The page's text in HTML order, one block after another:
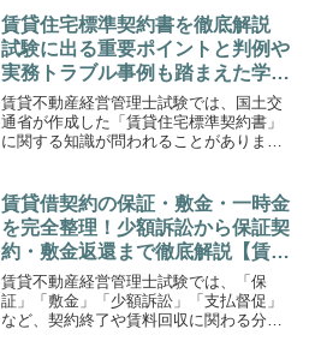
は、取引業者（宅地建物取引業者）が負
う義務の解釈を整理したこの...
賃貸住宅標準契約書を徹底解説
試験に出る重要ポイントと判例や
実務トラブル事例も踏まえた学習
ガイド【賃貸不動産経営管理士試
験対策】
賃貸不動産経営管理士試験では、国土交
通省が作成した「賃貸住宅標準契約書」
に関する知識が問われることがありま
のモデル契約書であり、実務でも参考と
されるものです。今回はその...
賃貸借契約の保証・敷金・一時金
を完全整理！少額訴訟から保証契
約・敷金返還まで徹底解説【賃貸
不動産経営管理士試験対策】
賃貸不動産経営管理士試験では、「保
証」「敷金」「少額訴訟」「支払督促」
など、契約終了や賃料回収に関わる分野